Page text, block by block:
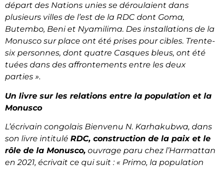
départ des Nations unies se déroulaient dans
plusieurs villes de l’est de la RDC dont Goma,
Butembo, Beni et Nyamilima. Des installations de la
Monusco sur place ont été prises pour cibles. Trente-
six personnes, dont quatre Casques bleus, ont été
tuées dans des affrontements entre les deux
parties ».
Un livre sur les relations entre la population et la
Monusco
L’écrivain congolais Bienvenu N. Karhakubwa, dans
son livre intitulé RDC, construction de la paix et le
rôle de la Monusco, ouvrage paru chez l’Harmattan
en 2021, écrivait ce qui suit : « Primo, la population